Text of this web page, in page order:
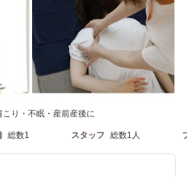
り・不眠・産前産後に
総数1 スタッフ 総数1人